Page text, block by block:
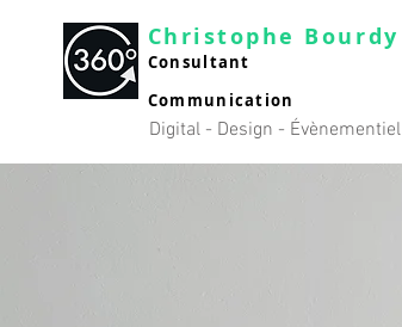
Christophe Bourdy
Consultant
Communication
Digital - Design - Évènementiel